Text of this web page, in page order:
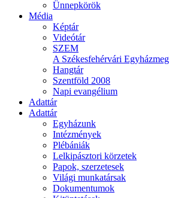
Ünnepkörök
Média
Képtár
Videótár
SZEM
A Székesfehérvári
Hangtár
Szentföld 2008
Napi evangélium
Adattár
Adattár
Egyházunk
Intézmények
Plébániák
Lelkipásztori körzetek
Papok, szerzetesek
Világi munkatársak
Dokumentumok